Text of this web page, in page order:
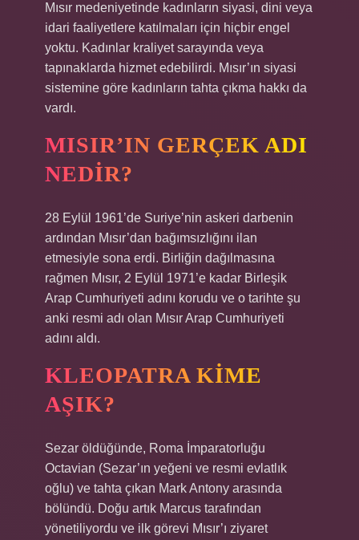
Mısır medeniyetinde kadınların siyasi, dini veya
idari faaliyetlere katılmaları için hiçbir engel
yoktu. Kadınlar kraliyet sarayında veya
tapınaklarda hizmet edebilirdi. Mısır’ın siyasi
sistemine göre kadınların tahta çıkma hakkı da
vardı.
MISIR’IN GERÇEK ADI
NEDIR?
28 Eylül 1961’de Suriye’nin askeri darbenin
ardından Mısır’dan bağımsızlığını ilan
etmesiyle sona erdi. Birliğin dağılmasına
rağmen Mısır, 2 Eylül 1971’e kadar Birleşik
Arap Cumhuriyeti adını korudu ve o tarihte şu
anki resmi adı olan Mısır Arap Cumhuriyeti
adını aldı.
KLEOPATRA KIME
AŞIK?
Sezar öldüğünde, Roma İmparatorluğu
Octavian (Sezar’ın yeğeni ve resmi evlatlık
oğlu) ve tahta çıkan Mark Antony arasında
bölündü. Doğu artık Marcus tarafından
yönetiliyordu ve ilk görevi Mısır’ı ziyaret